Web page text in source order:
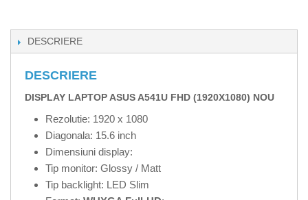
DESCRIERE
DESCRIERE
DISPLAY LAPTOP ASUS A541U FHD (1920X1080) NOU
Rezolutie: 1920 x 1080
Diagonala: 15.6 inch
Dimensiuni display:
Tip monitor: Glossy / Matt
Tip backlight: LED Slim